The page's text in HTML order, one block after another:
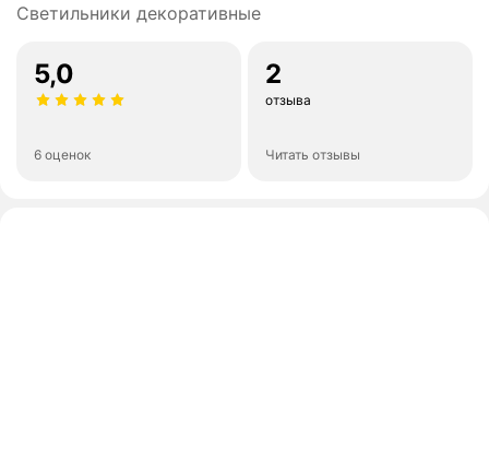
Светильники декоративные
5,0
6 оценок
2
отзыва
Читать отзывы